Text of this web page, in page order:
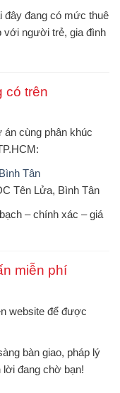
đây đang có mức thuê
với người trẻ, gia đình
có trên
án cùng phân khúc
Tân
Tên Lửa, Bình Tân
– chính xác – giá
miễn phí
website để được
bàn giao, pháp lý
đang chờ bạn!